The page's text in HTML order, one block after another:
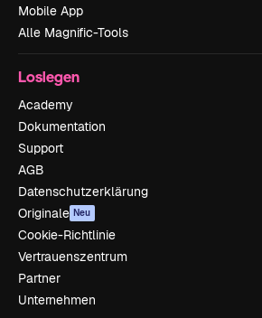
Mobile App
Alle Magnific-Tools
Loslegen
Academy
Dokumentation
Support
AGB
Datenschutzerklärung
Originale Neu
Cookie-Richtlinie
Vertrauenszentrum
Partner
Unternehmen